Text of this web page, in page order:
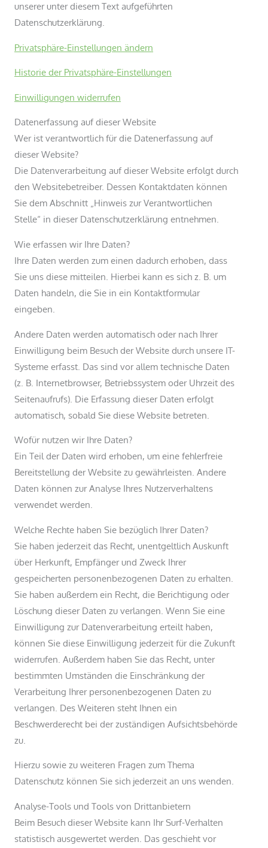
unserer unter diesem Text aufgeführten
Datenschutzerklärung.
Privatsphäre-Einstellungen ändern
Historie der Privatsphäre-Einstellungen
Einwilligungen widerrufen
Datenerfassung auf dieser Website
Wer ist verantwortlich für die Datenerfassung auf
dieser Website?
Die Datenverarbeitung auf dieser Website erfolgt durch
den Websitebetreiber. Dessen Kontaktdaten können
Sie dem Abschnitt „Hinweis zur Verantwortlichen
Stelle“ in dieser Datenschutzerklärung entnehmen.
Wie erfassen wir Ihre Daten?
Ihre Daten werden zum einen dadurch erhoben, dass
Sie uns diese mitteilen. Hierbei kann es sich z. B. um
Daten handeln, die Sie in ein Kontaktformular
eingeben.
Andere Daten werden automatisch oder nach Ihrer
Einwilligung beim Besuch der Website durch unsere IT-
Systeme erfasst. Das sind vor allem technische Daten
(z. B. Internetbrowser, Betriebssystem oder Uhrzeit des
Seitenaufrufs). Die Erfassung dieser Daten erfolgt
automatisch, sobald Sie diese Website betreten.
Wofür nutzen wir Ihre Daten?
Ein Teil der Daten wird erhoben, um eine fehlerfreie
Bereitstellung der Website zu gewährleisten. Andere
Daten können zur Analyse Ihres Nutzerverhaltens
verwendet werden.
Welche Rechte haben Sie bezüglich Ihrer Daten?
Sie haben jederzeit das Recht, unentgeltlich Auskunft
über Herkunft, Empfänger und Zweck Ihrer
gespeicherten personenbezogenen Daten zu erhalten.
Sie haben außerdem ein Recht, die Berichtigung oder
Löschung dieser Daten zu verlangen. Wenn Sie eine
Einwilligung zur Datenverarbeitung erteilt haben,
können Sie diese Einwilligung jederzeit für die Zukunft
widerrufen. Außerdem haben Sie das Recht, unter
bestimmten Umständen die Einschränkung der
Verarbeitung Ihrer personenbezogenen Daten zu
verlangen. Des Weiteren steht Ihnen ein
Beschwerderecht bei der zuständigen Aufsichtsbehörde
zu.
Hierzu sowie zu weiteren Fragen zum Thema
Datenschutz können Sie sich jederzeit an uns wenden.
Analyse-Tools und Tools von Dritt­anbietern
Beim Besuch dieser Website kann Ihr Surf-Verhalten
statistisch ausgewertet werden. Das geschieht vor